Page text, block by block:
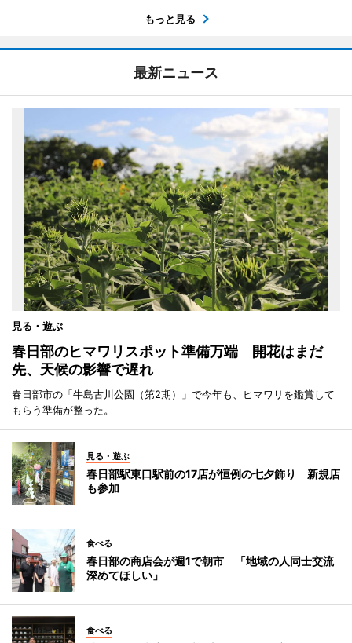
もっと見る
最新ニュース
見る・遊ぶ
春日部のヒマワリスポット準備万端 開花はまだ
先、天候の影響で遅れ
春日部市の「牛島古川公園（第2期）」で今年も、ヒマワリを鑑賞して
もらう準備が整った。
見る・遊ぶ
春日部駅東口駅前の17店が恒例の七夕飾り 新規店
も参加
食べる
春日部の商店会が週1で朝市 「地域の人同士交流
深めてほしい」
食べる